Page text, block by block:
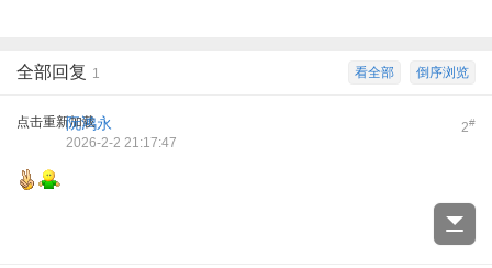
倒序浏览
看全部
全部回复 1
点击重新加载 2#
阮鸿永
2026-2-2 21:17:47